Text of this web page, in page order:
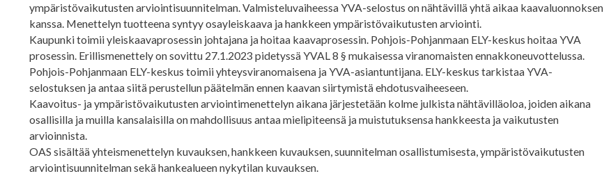
ympäristövaikutusten arviointisuunnitelman. Valmisteluvaiheessa YVA-selostus on nähtävillä yhtä aikaa kaavaluonnoksen
kanssa. Menettelyn tuotteena syntyy osayleiskaava ja hankkeen ympäristövaikutusten arviointi.
Kaupunki toimii yleiskaavaprosessin johtajana ja hoitaa kaavaprosessin. Pohjois-Pohjanmaan ELY-keskus hoitaa YVA
prosessin. Erillismenettely on sovittu 27.1.2023 pidetyssä YVAL 8 § mukaisessa viranomaisten ennakkoneuvottelussa.
Pohjois-Pohjanmaan ELY-keskus toimii yhteysviranomaisena ja YVA-asiantuntijana. ELY-keskus tarkistaa YVA-
selostuksen ja antaa siitä perustellun päätelmän ennen kaavan siirtymistä ehdotusvaiheeseen.
Kaavoitus- ja ympäristövaikutusten arviointimenettelyn aikana järjestetään kolme julkista nähtävilläoloa, joiden aikana
osallisilla ja muilla kansalaisilla on mahdollisuus antaa mielipiteensä ja muistutuksensa hankkeesta ja vaikutusten
arvioinnista.
OAS sisältää yhteismenettelyn kuvauksen, hankkeen kuvauksen, suunnitelman osallistumisesta, ympäristövaikutusten
arviointisuunnitelman sekä hankealueen nykytilan kuvauksen.